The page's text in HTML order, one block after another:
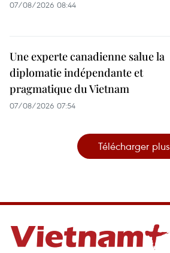
07/08/2026 08:44
Une experte canadienne salue la
diplomatie indépendante et
pragmatique du Vietnam
07/08/2026 07:54
Télécharger plus